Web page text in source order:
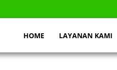
HOME LAYANAN KAMI